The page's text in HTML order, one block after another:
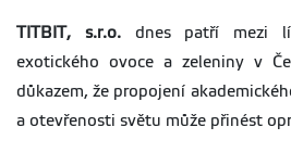
TITBIT, s.r.o.dnes patří mezi
exotického ovoce a zeleniny v
důkazem, že propojení
a otevřenosti světu může přinést